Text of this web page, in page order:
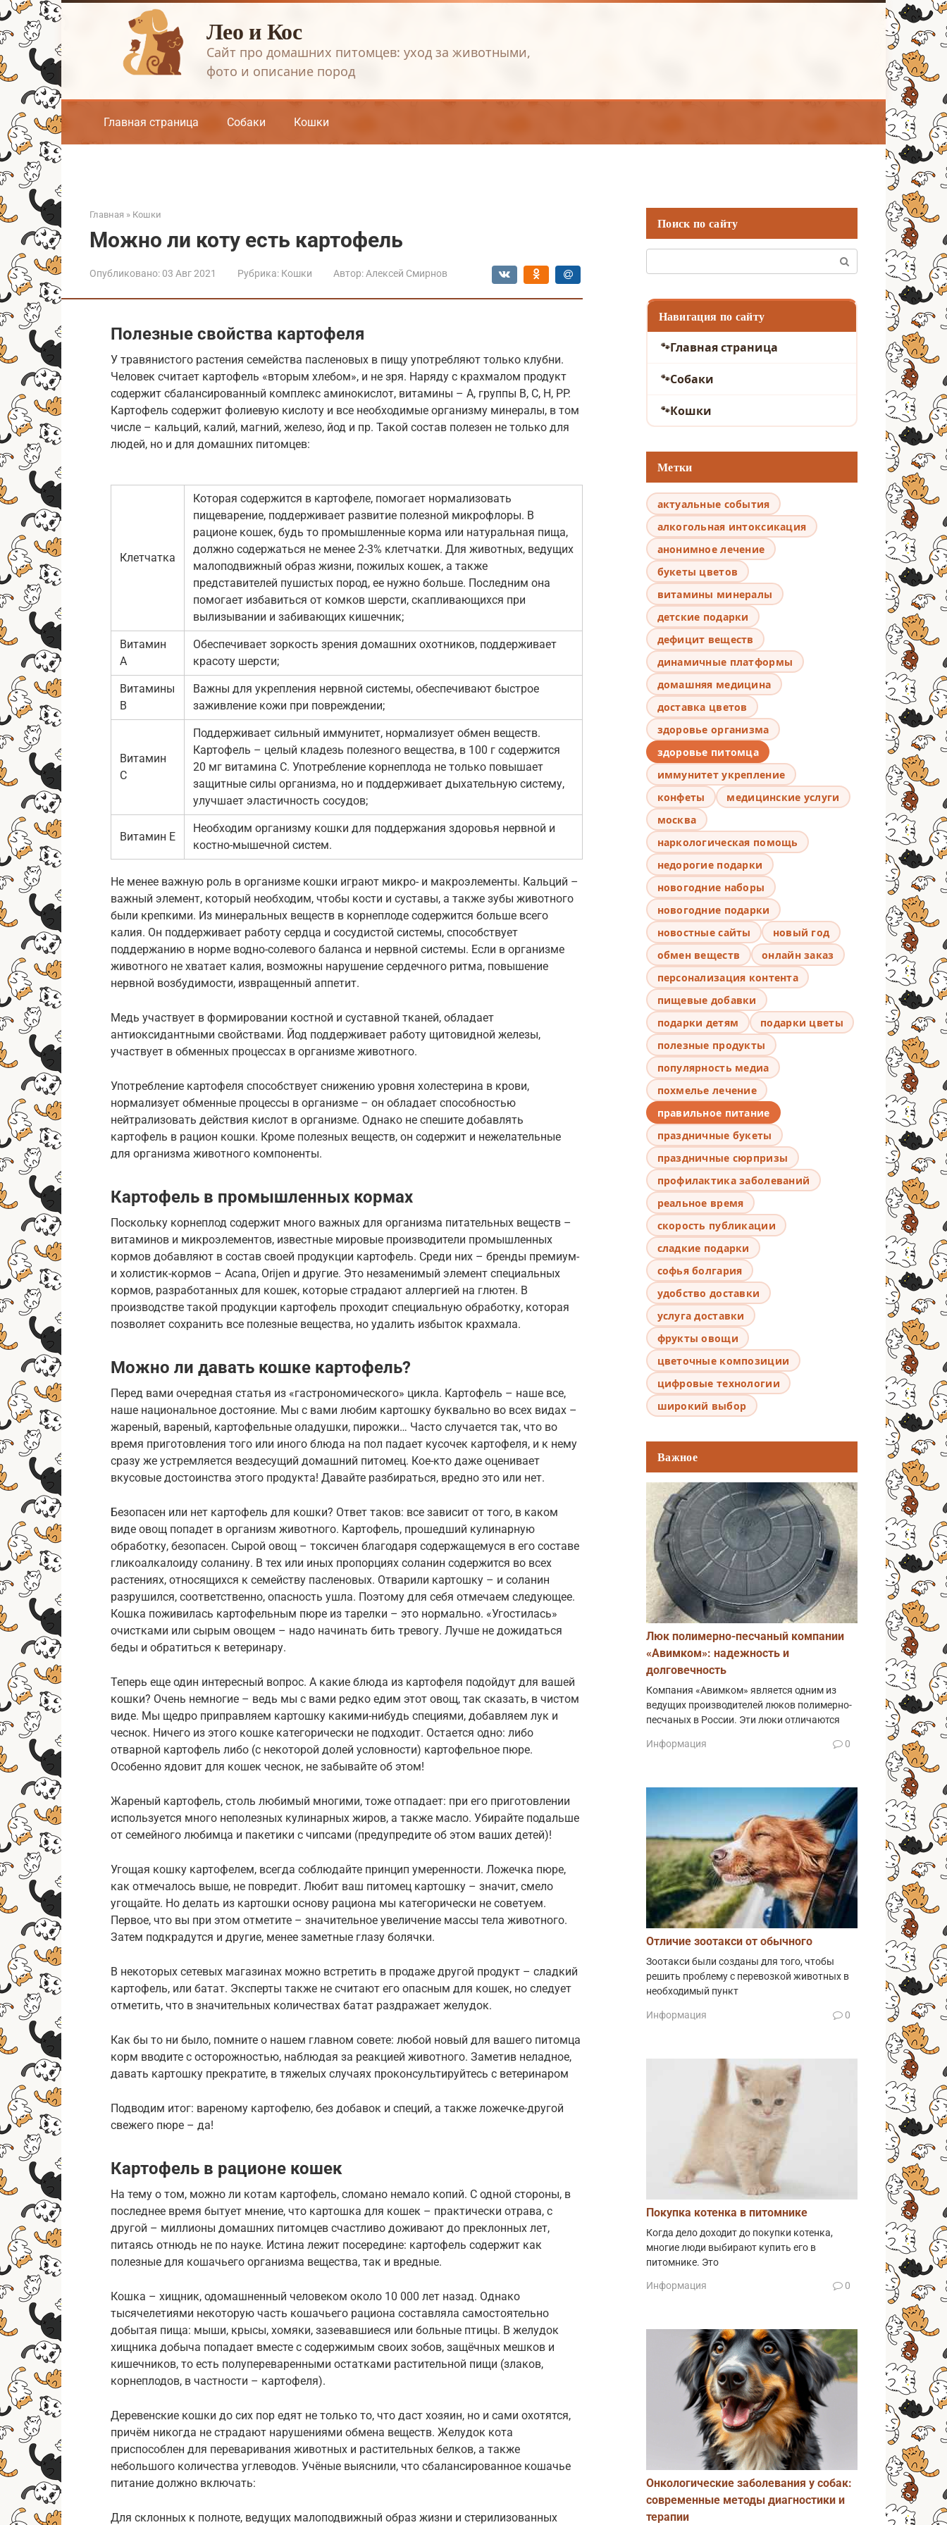
Перейти
к
контенту
Лео и Кос
Сайт про домашних питомцев: уход за животными,
фото и описание пород
Главная страница Собаки Кошки
Главная » Кошки
Можно ли коту есть картофель
Опубликовано: 03 Авг 2021 Рубрика: Кошки Автор: Алексей Смирнов
Полезные свойства картофеля
У травянистого растения семейства пасленовых в пищу употребляют только клубни.
Человек считает картофель «вторым хлебом», и не зря. Наряду с крахмалом продукт
содержит сбалансированный комплекс аминокислот, витамины – A, группы B, C, H, PP.
Картофель содержит фолиевую кислоту и все необходимые организму минералы, в том
числе – кальций, калий, магний, железо, йод и пр. Такой состав полезен не только для
людей, но и для домашних питомцев:
Клетчатка
Которая содержится в картофеле, помогает нормализовать
пищеварение, поддерживает развитие полезной микрофлоры. В
рационе кошек, будь то промышленные корма или натуральная пища,
должно содержаться не менее 2-3% клетчатки. Для животных, ведущих
малоподвижный образ жизни, пожилых кошек, а также
представителей пушистых пород, ее нужно больше. Последним она
помогает избавиться от комков шерсти, скапливающихся при
вылизывании и забивающих кишечник;
Витамин
A
Обеспечивает зоркость зрения домашних охотников, поддерживает
красоту шерсти;
Витамины
B
Важны для укрепления нервной системы, обеспечивают быстрое
заживление кожи при повреждении;
Витамин
C
Поддерживает сильный иммунитет, нормализует обмен веществ.
Картофель – целый кладезь полезного вещества, в 100 г содержится
20 мг витамина C. Употребление корнеплода не только повышает
защитные силы организма, но и поддерживает дыхательную систему,
улучшает эластичность сосудов;
Витамин E
Необходим организму кошки для поддержания здоровья нервной и
костно-мышечной систем.
Не менее важную роль в организме кошки играют микро- и макроэлементы. Кальций –
важный элемент, который необходим, чтобы кости и суставы, а также зубы животного
были крепкими. Из минеральных веществ в корнеплоде содержится больше всего
калия. Он поддерживает работу сердца и сосудистой системы, способствует
поддержанию в норме водно-солевого баланса и нервной системы. Если в организме
животного не хватает калия, возможны нарушение сердечного ритма, повышение
нервной возбудимости, извращенный аппетит.
Медь участвует в формировании костной и суставной тканей, обладает
антиоксидантными свойствами. Йод поддерживает работу щитовидной железы,
участвует в обменных процессах в организме животного.
Употребление картофеля способствует снижению уровня холестерина в крови,
нормализует обменные процессы в организме – он обладает способностью
нейтрализовать действия кислот в организме. Однако не спешите добавлять
картофель в рацион кошки. Кроме полезных веществ, он содержит и нежелательные
для организма животного компоненты.
Картофель в промышленных кормах
Поскольку корнеплод содержит много важных для организма питательных веществ –
витаминов и микроэлементов, известные мировые производители промышленных
кормов добавляют в состав своей продукции картофель. Среди них – бренды премиум-
и холистик-кормов – Acana, Orijen и другие. Это незаменимый элемент специальных
кормов, разработанных для кошек, которые страдают аллергией на глютен. В
производстве такой продукции картофель проходит специальную обработку, которая
позволяет сохранить все полезные вещества, но удалить избыток крахмала.
Можно ли давать кошке картофель?
Перед вами очередная статья из «гастрономического» цикла. Картофель – наше все,
наше национальное достояние. Мы с вами любим картошку буквально во всех видах –
жареный, вареный, картофельные оладушки, пирожки… Часто случается так, что во
время приготовления того или иного блюда на пол падает кусочек картофеля, и к нему
сразу же устремляется вездесущий домашний питомец. Кое-кто даже оценивает
вкусовые достоинства этого продукта! Давайте разбираться, вредно это или нет.
Безопасен или нет картофель для кошки? Ответ таков: все зависит от того, в каком
виде овощ попадет в организм животного. Картофель, прошедший кулинарную
обработку, безопасен. Сырой овощ – токсичен благодаря содержащемуся в его составе
гликоалкалоиду соланину. В тех или иных пропорциях соланин содержится во всех
растениях, относящихся к семейству пасленовых. Отварили картошку – и соланин
разрушился, соответственно, опасность ушла. Поэтому для себя отмечаем следующее.
Кошка поживилась картофельным пюре из тарелки – это нормально. «Угостилась»
очистками или сырым овощем – надо начинать бить тревогу. Лучше не дожидаться
беды и обратиться к ветеринару.
Теперь еще один интересный вопрос. А какие блюда из картофеля подойдут для вашей
кошки? Очень немногие – ведь мы с вами редко едим этот овощ, так сказать, в чистом
виде. Мы щедро приправляем картошку какими-нибудь специями, добавляем лук и
чеснок. Ничего из этого кошке категорически не подходит. Остается одно: либо
отварной картофель либо (с некоторой долей условности) картофельное пюре.
Особенно ядовит для кошек чеснок, не забывайте об этом!
Жареный картофель, столь любимый многими, тоже отпадает: при его приготовлении
используется много неполезных кулинарных жиров, а также масло. Убирайте подальше
от семейного любимца и пакетики с чипсами (предупредите об этом ваших детей)!
Угощая кошку картофелем, всегда соблюдайте принцип умеренности. Ложечка пюре,
как отмечалось выше, не повредит. Любит ваш питомец картошку – значит, смело
угощайте. Но делать из картошки основу рациона мы категорически не советуем.
Первое, что вы при этом отметите – значительное увеличение массы тела животного.
Затем подкрадутся и другие, менее заметные глазу болячки.
В некоторых сетевых магазинах можно встретить в продаже другой продукт – сладкий
картофель, или батат. Эксперты также не считают его опасным для кошек, но следует
отметить, что в значительных количествах батат раздражает желудок.
Как бы то ни было, помните о нашем главном совете: любой новый для вашего питомца
корм вводите с осторожностью, наблюдая за реакцией животного. Заметив неладное,
давать картошку прекратите, в тяжелых случаях проконсультируйтесь с ветеринаром
Подводим итог: вареному картофелю, без добавок и специй, а также ложечке-другой
свежего пюре – да!
Картофель в рационе кошек
На тему о том, можно ли котам картофель, сломано немало копий. С одной стороны, в
последнее время бытует мнение, что картошка для кошек – практически отрава, с
другой – миллионы домашних питомцев счастливо доживают до преклонных лет,
питаясь отнюдь не по науке. Истина лежит посередине: картофель содержит как
полезные для кошачьего организма вещества, так и вредные.
Кошка – хищник, одомашненный человеком около 10 000 лет назад. Однако
тысячелетиями некоторую часть кошачьего рациона составляла самостоятельно
добытая пища: мыши, крысы, хомяки, зазевавшиеся или больные птицы. В желудок
хищника добыча попадает вместе с содержимым своих зобов, защёчных мешков и
кишечников, то есть полупереваренными остатками растительной пищи (злаков,
корнеплодов, в частности – картофеля).
Деревенские кошки до сих пор едят не только то, что даст хозяин, но и сами охотятся,
причём никогда не страдают нарушениями обмена веществ. Желудок кота
приспособлен для переваривания животных и растительных белков, а также
небольшого количества углеводов. Учёные выяснили, что сбалансированное кошачье
питание должно включать:
Для склонных к полноте, ведущих малоподвижный образ жизни и стерилизованных
Поиск по сайту
Навигация по сайту
Главная страница
Собаки
Кошки
Метки
актуальные события
алкогольная интоксикация
анонимное лечение
букеты цветов
витамины минералы
детские подарки
дефицит веществ
динамичные платформы
домашняя медицина
доставка цветов
здоровье организма
здоровье питомца
иммунитет укрепление
конфеты
медицинские услуги
москва
наркологическая помощь
недорогие подарки
новогодние наборы
новогодние подарки
новостные сайты
новый год
обмен веществ
онлайн заказ
персонализация контента
пищевые добавки
подарки детям
подарки цветы
полезные продукты
популярность медиа
похмелье лечение
правильное питание
праздничные букеты
праздничные сюрпризы
профилактика заболеваний
реальное время
скорость публикации
сладкие подарки
софья болгария
удобство доставки
услуга доставки
фрукты овощи
цветочные композиции
цифровые технологии
широкий выбор
Важное
Люк полимерно-песчаный компании
«Авимком»: надежность и
долговечность
Компания «Авимком» является одним из
ведущих производителей люков полимерно-
песчаных в России. Эти люки отличаются
Информация 0
Отличие зоотакси от обычного
Зоотакси были созданы для того, чтобы
решить проблему с перевозкой животных в
необходимый пункт
Информация 0
Покупка котенка в питомнике
Когда дело доходит до покупки котенка,
многие люди выбирают купить его в
питомнике. Это
Информация 0
Онкологические заболевания у собак:
современные методы диагностики и
терапии